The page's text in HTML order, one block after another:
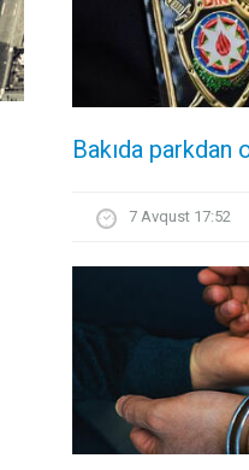
Bakıda parkdan
7 Avqust 17:52